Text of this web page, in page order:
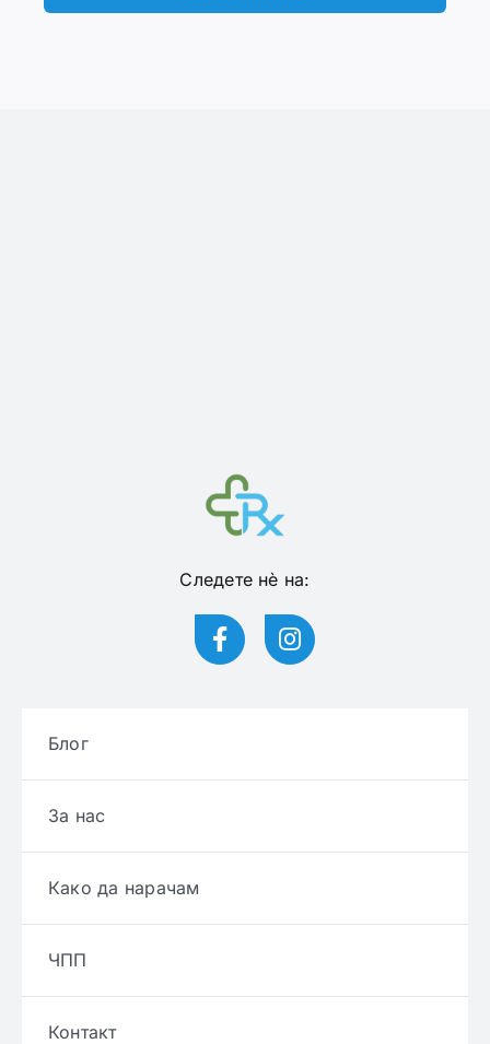
Следете нѐ на:
Блог
За нас
Како да нарачам
ЧПП
Контакт